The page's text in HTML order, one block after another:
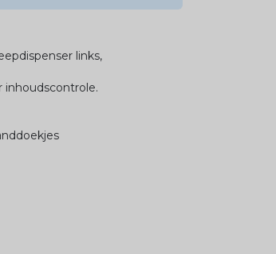
links,
inhoudscontrole.